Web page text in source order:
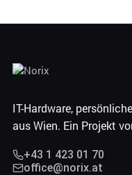
IT-Hardware,
aus Wien. Ein Projekt
+43 1 423 01 70
office@norix.at